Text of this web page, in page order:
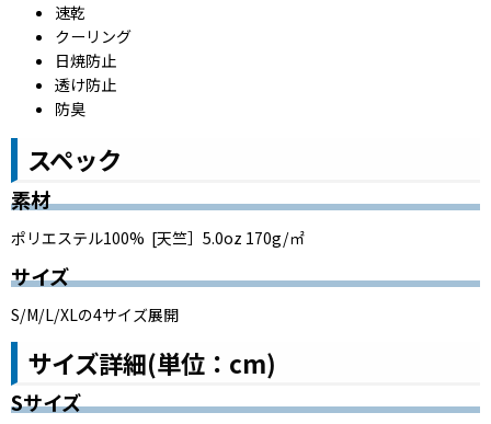
速乾
クーリング
日焼防止
透け防止
防臭
スペック
素材
ポリエステル100% [天竺］5.0oz 170g/㎡
サイズ
S/M/L/XLの4サイズ展開
サイズ詳細(単位：cm)
Sサイズ